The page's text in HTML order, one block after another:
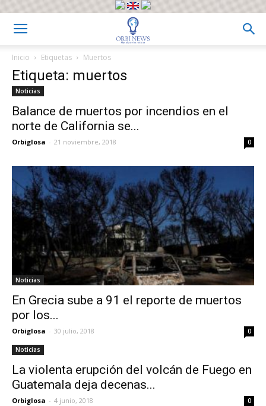
Inicio Etiquetas Muertos
Etiqueta: muertos
Noticias
Balance de muertos por incendios en el
norte de California se...
Orbiglosa - 21 noviembre, 2018 0
Noticias
En Grecia sube a 91 el reporte de muertos
por los...
Orbiglosa - 30 julio, 2018 0
Noticias
La violenta erupción del volcán de Fuego en
Guatemala deja decenas...
Orbiglosa - 4 junio, 2018 0